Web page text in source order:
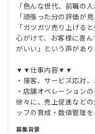
「色んな世代、前職の人
「頑張った分の評価が見
「ガツガツ売り上げる
心がけて、お客様に喜
がいい」という声があり
▼▼仕事内容▼▼
・接客、サービス応対
・店舗オペレーション
徐々に、売上促進など
ッフの育成・数値管理を
募集背景